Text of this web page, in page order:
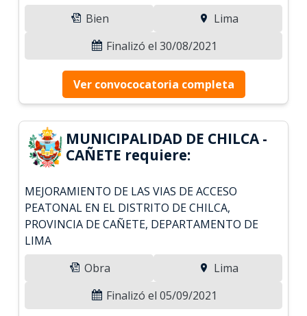
Bien
Lima
Finalizó el 30/08/2021
Ver convococatoria completa
MUNICIPALIDAD DE CHILCA -
CAÑETE requiere:
MEJORAMIENTO DE LAS VIAS DE ACCESO
PEATONAL EN EL DISTRITO DE CHILCA,
PROVINCIA DE CAÑETE, DEPARTAMENTO DE
LIMA
Obra
Lima
Finalizó el 05/09/2021